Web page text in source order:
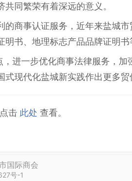
同繁荣有着深远的意义。
商事认证服务，近年来盐城
书、地理标志产品品牌证明书
进一步优化商事法律服务，加
现代化盐城新实践作出更多贸
击 此处 查看。
国际商会
号-1